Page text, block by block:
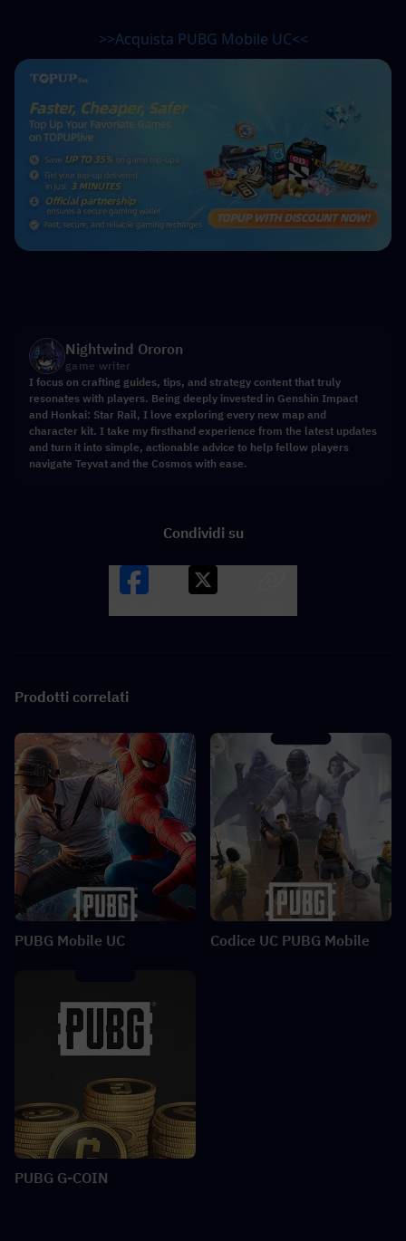
>>Acquista PUBG Mobile UC<<
Nightwind Ororon
game writer
I focus on crafting guides, tips, and strategy content that truly
resonates with players. Being deeply invested in Genshin Impact
and Honkai: Star Rail, I love exploring every new map and
character kit. I take my firsthand experience from the latest updates
and turn it into simple, actionable advice to help fellow players
navigate Teyvat and the Cosmos with ease.
Condividi su
Prodotti correlati
PUBG Mobile UC Codice UC PUBG Mobile
PUBG G-COIN